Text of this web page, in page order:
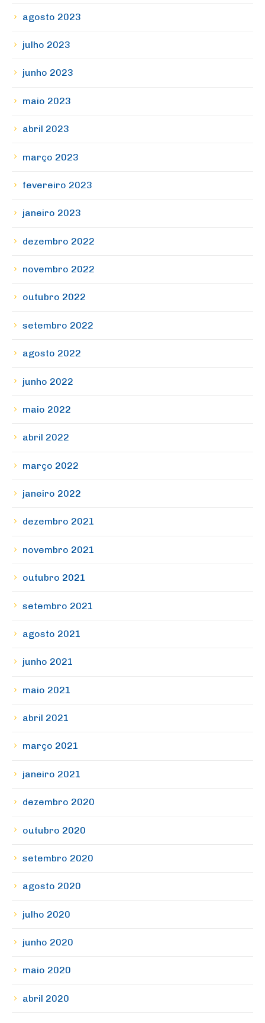
agosto 2023
julho 2023
junho 2023
maio 2023
abril 2023
março 2023
fevereiro 2023
janeiro 2023
dezembro 2022
novembro 2022
outubro 2022
setembro 2022
agosto 2022
junho 2022
maio 2022
abril 2022
março 2022
janeiro 2022
dezembro 2021
novembro 2021
outubro 2021
setembro 2021
agosto 2021
junho 2021
maio 2021
abril 2021
março 2021
janeiro 2021
dezembro 2020
outubro 2020
setembro 2020
agosto 2020
julho 2020
junho 2020
maio 2020
abril 2020